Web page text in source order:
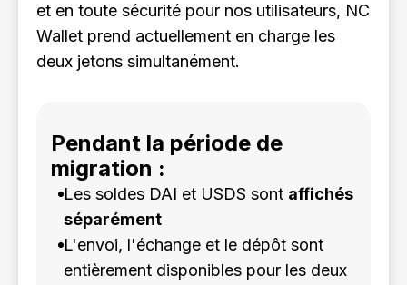
et en toute sécurité pour nos utilisateurs, NC
Wallet prend actuellement en charge les
deux jetons simultanément.
Pendant la période de
migration :
Les soldes DAI et USDS sont affichés
séparément
L'envoi, l'échange et le dépôt sont
entièrement disponibles pour les deux